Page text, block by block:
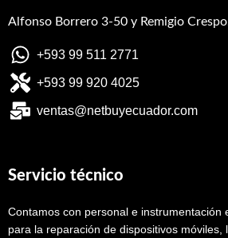
Alfonso Borrero 3-50 y Remigio
+593 99 511 2771
+593 99 920 4025
ventas@netbuyecuador.com
Servicio técnico
Contamos con personal e instrumentación
para la reparación de dispositivos móviles,